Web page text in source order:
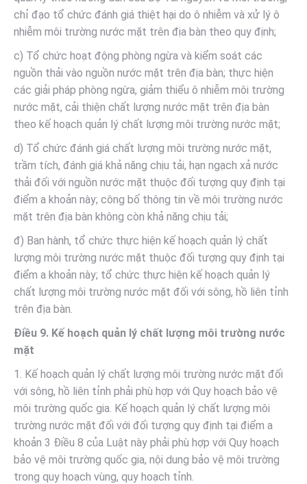
chỉ đạo tổ chức đánh giá thiệt hại do ô nhiễm và xử lý ô
nhiễm môi trường nước mặt trên địa bàn theo quy định;
c) Tổ chức hoạt động phòng ngừa và kiểm soát các
nguồn thải vào nguồn nước mặt trên địa bàn; thực hiện
các giải pháp phòng ngừa, giảm thiểu ô nhiễm môi trường
nước mặt, cải thiện chất lượng nước mặt trên địa bàn
theo kế hoạch quản lý chất lượng môi trường nước mặt;
d) Tổ chức đánh giá chất lượng môi trường nước mặt,
trầm tích, đánh giá khả năng chịu tải, hạn ngạch xả nước
thải đối với nguồn nước mặt thuộc đối tượng quy định tại
điểm a khoản này; công bố thông tin về môi trường nước
mặt trên địa bàn không còn khả năng chịu tải;
đ) Ban hành, tổ chức thực hiện kế hoạch quản lý chất
lượng môi trường nước mặt thuộc đối tượng quy định tại
điểm a khoản này; tổ chức thực hiện kế hoạch quản lý
chất lượng môi trường nước mặt đối với sông, hồ liên tỉnh
trên địa bàn.
Điều 9. Kế hoạch quản lý chất lượng môi trường nước
mặt
1. Kế hoạch quản lý chất lượng môi trường nước mặt đối
với sông, hồ liên tỉnh phải phù hợp với Quy hoạch bảo vệ
môi trường quốc gia. Kế hoạch quản lý chất lượng môi
trường nước mặt đối với đối tượng quy định tại điểm a
khoản 3 Điều 8 của Luật này phải phù hợp với Quy hoạch
bảo vệ môi trường quốc gia, nội dung bảo vệ môi trường
trong quy hoạch vùng, quy hoạch tỉnh.